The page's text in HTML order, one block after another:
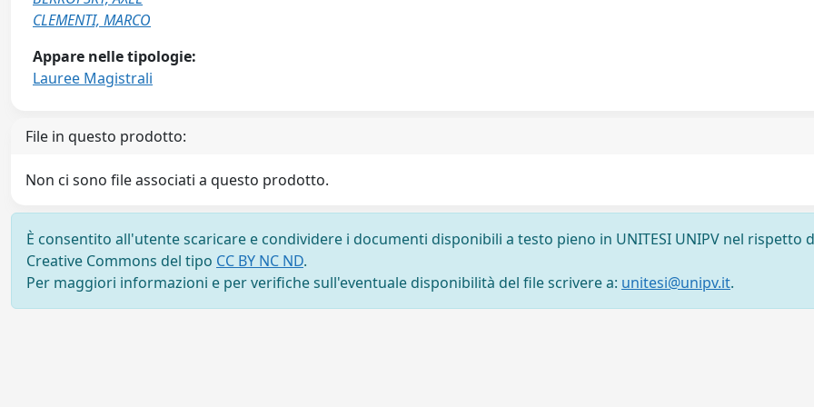
CLEMENTI, MARCO
Appare nelle tipologie:
Lauree Magistrali
File in questo prodotto:
Non ci sono file associati a questo prodotto.
È consentito all'utente scaricare e condividere i documenti disponibili a testo pieno in UNITESI UNIPV nel rispetto
Creative Commons del tipo CC BY NC ND.
Per maggiori informazioni e per verifiche sull'eventuale disponibilità del file scrivere a: unitesi@unipv.it.